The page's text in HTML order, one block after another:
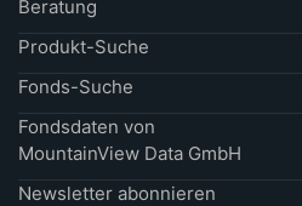
Beratung
Produkt-Suche
Fonds-Suche
Fondsdaten von
MountainView Data GmbH
Newsletter abonnieren